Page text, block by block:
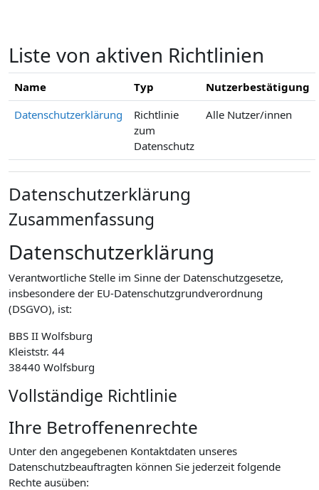
Liste von aktiven Richtlinien
Name Typ
Nutzerbestätigung
Datenschutzerklärung
Richtlinie
zum
Datenschutz
Alle Nutzer/innen
Datenschutzerklärung
Zusammenfassung
Datenschutzerklärung
Verantwortliche Stelle im Sinne der Datenschutzgesetze,
insbesondere der EU-Datenschutzgrundverordnung
(DSGVO), ist:
BBS II Wolfsburg
Kleiststr. 44
38440 Wolfsburg
Vollständige Richtlinie
Ihre Betroffenenrechte
Unter den angegebenen Kontaktdaten unseres
Datenschutzbeauftragten können Sie jederzeit folgende
Rechte ausüben: